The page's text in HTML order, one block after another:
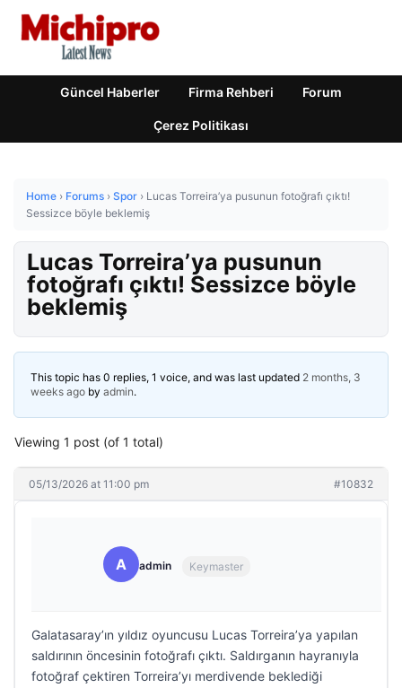
Güncel Haberler Firma Rehberi Forum
Çerez Politikası
Home › Forums › Spor › Lucas Torreira’ya pusunun fotoğrafı çıktı!
Sessizce böyle beklemiş
Lucas Torreira’ya pusunun
fotoğrafı çıktı! Sessizce böyle
beklemiş
This topic has 0 replies, 1 voice, and was last updated 2 months, 3
weeks ago by admin.
Viewing 1 post (of 1 total)
05/13/2026 at 11:00 pm #10832
A admin Keymaster
Galatasaray’ın yıldız oyuncusu Lucas Torreira’ya yapılan
saldırının öncesinin fotoğrafı çıktı. Saldırganın hayranıyla
fotoğraf çektiren Torreira’yı merdivende beklediği